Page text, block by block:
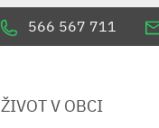
566 567 711
ŽIVOT V OBCI